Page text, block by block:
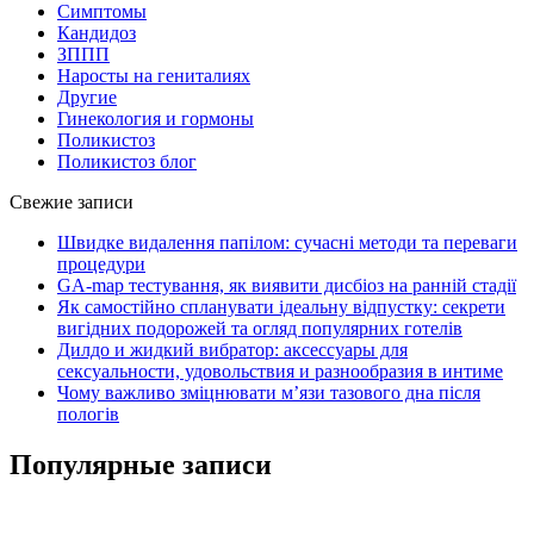
Симптомы
Кандидоз
ЗППП
Наросты на гениталиях
Другие
Гинекология и гормоны
Поликистоз
Поликистоз блог
Свежие записи
Швидке видалення папілом: сучасні методи та переваги
процедури
GA-map тестування, як виявити дисбіоз на ранній стадії
Як самостійно спланувати ідеальну відпустку: секрети
вигідних подорожей та огляд популярних готелів
Дилдо и жидкий вибратор: аксессуары для
сексуальности, удовольствия и разнообразия в интиме
Чому важливо зміцнювати м’язи тазового дна після
пологів
Популярные записи